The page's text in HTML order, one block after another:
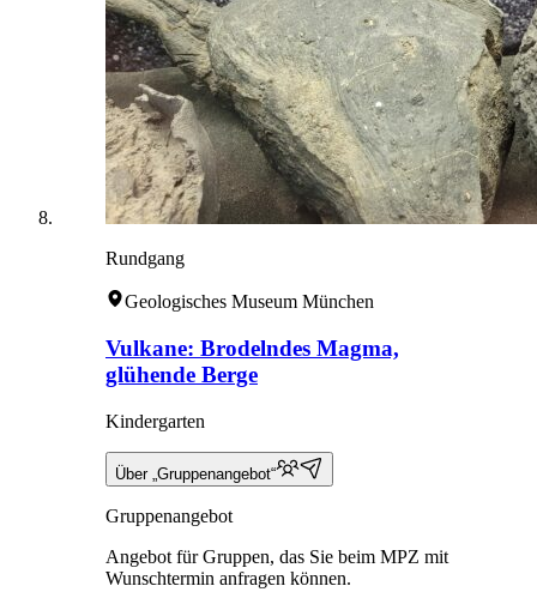
Rundgang
Geologisches Museum München
Vulkane: Brodelndes Magma,
glühende Berge
Kindergarten
Über „Gruppenangebot“
Gruppenangebot
Angebot für Gruppen, das Sie beim MPZ mit
Wunschtermin anfragen können.